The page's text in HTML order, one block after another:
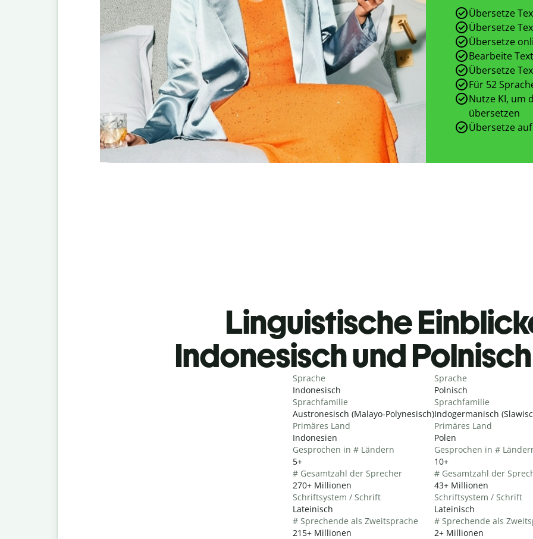
Übersetze
Übersetze
Übersetze
Bearbeite
Übersetze
Für 52
Nutze KI, um
übersetzen
Übersetze
Linguistische
Indonesisch und
Sprache
Indonesisch
Sprachfamilie
Austronesisch (Malayo-Polynesisch)
Primäres Land
Indonesien
Gesprochen in # Ländern
5+
# Gesamtzahl der Sprecher
270+ Millionen
Schriftsystem / Schrift
Lateinisch
# Sprechende als Zweitsprache
215+ Millionen
Sprache
Polnisch
Sprachfamilie
Indogermanisch
Primäres Land
Polen
Gesprochen in #
10+
# Gesamtzahl der
43+ Millionen
Schriftsystem / Schrift
Lateinisch
# Sprechende als
2+ Millionen